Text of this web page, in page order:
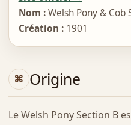
Nom :Welsh Pony & Cob
Création :1901
Origine
Le Welsh Pony Section B